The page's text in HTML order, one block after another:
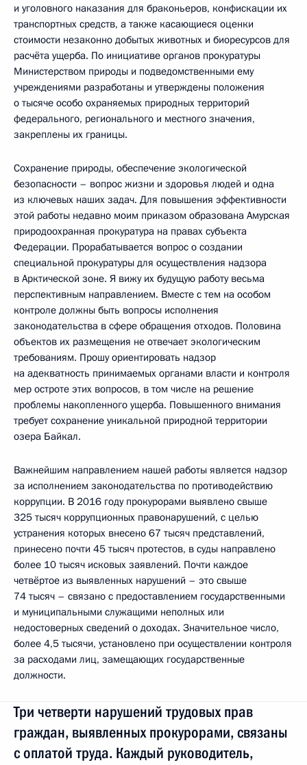
и уголовного наказания для браконьеров, конфискации их
транспортных средств, а также касающиеся оценки
стоимости незаконно добытых животных и биоресурсов для
расчёта ущерба. По инициативе органов прокуратуры
Министерством природы и подведомственными ему
учреждениями разработаны и утверждены положения
о тысяче особо охраняемых природных территорий
федерального, регионального и местного значения,
закреплены их границы.
Сохранение природы, обеспечение экологической
безопасности – вопрос жизни и здоровья людей и одна
из ключевых наших задач. Для повышения эффективности
этой работы недавно моим приказом образована Амурская
природоохранная прокуратура на правах субъекта
Федерации. Прорабатывается вопрос о создании
специальной прокуратуры для осуществления надзора
в Арктической зоне. Я вижу их будущую работу весьма
перспективным направлением. Вместе с тем на особом
контроле должны быть вопросы исполнения
законодательства в сфере обращения отходов. Половина
объектов их размещения не отвечает экологическим
требованиям. Прошу ориентировать надзор
на адекватность принимаемых органами власти и контроля
мер остроте этих вопросов, в том числе на решение
проблемы накопленного ущерба. Повышенного внимания
требует сохранение уникальной природной территории
озера Байкал.
Важнейшим направлением нашей работы является надзор
за исполнением законодательства по противодействию
коррупции. В 2016 году прокурорами выявлено свыше
325 тысяч коррупционных правонарушений, с целью
устранения которых внесено 67 тысяч представлений,
принесено почти 45 тысяч протестов, в суды направлено
более 10 тысяч исковых заявлений. Почти каждое
четвёртое из выявленных нарушений – это свыше
74 тысяч – связано с предоставлением государственными
и муниципальными служащими неполных или
недостоверных сведений о доходах. Значительное число,
более 4,5 тысячи, установлено при осуществлении контроля
за расходами лиц, замещающих государственные
должности.
Три четверти нарушений трудовых прав
граждан, выявленных прокурорами, связаны
с оплатой труда. Каждый руководитель,